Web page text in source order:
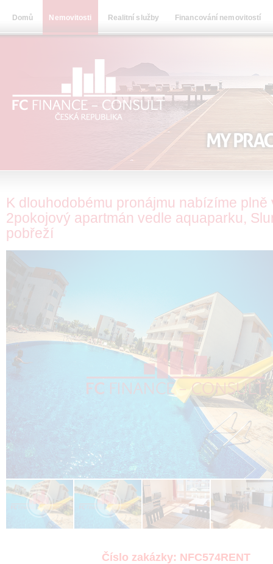
Domů Nemovitosti Realitní služby Financování nemovitostí
K dlouhodobému pronájmu nabízíme plně
2pokojový apartmán vedle aquaparku,
pobřeží
Číslo zakázky: NFC574RENT